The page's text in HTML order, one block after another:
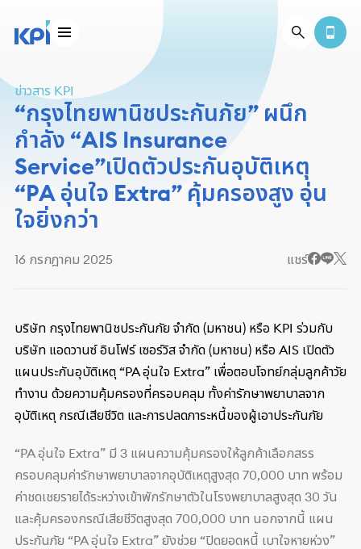
ข่าวสาร KPI
“กรุงไทยพานิชประกันภัย” ผนึก
กำลัง “AIS Insurance
Service”เปิดตัวประกันอุบัติเหตุ
“PA อุ่นใจ Extra” คุ้มครองสูง อุ่น
ใจยิ่งกว่า
16 กรกฎาคม 2025 แชร์
บริษัท กรุงไทยพานิชประกันภัย จำกัด (มหาชน) หรือ KPI ร่วมกับ
บริษัท แอดวานซ์ อินโฟร์ เซอร์วิส จำกัด (มหาชน) หรือ AIS เปิดตัว
แผนประกันอุบัติเหตุ “PA อุ่นใจ Extra” เพื่อตอบโจทย์กลุ่มลูกค้าวัย
ทำงาน ด้วยความคุ้มครองที่ครอบคลุม ทั้งค่ารักษาพยาบาลจาก
อุบัติเหตุ กรณีเสียชีวิต และการปลดภาระหนี้ของผู้เอาประกันภัย
“PA อุ่นใจ Extra” มี 3 แผนความคุ้มครองให้ลูกค้าเลือกสรร
ครอบคลุมค่ารักษาพยาบาลจากอุบัติเหตุสูงสุด 70,000 บาท พร้อม
ค่าชดเชยรายได้ระหว่างเข้าพักรักษาตัวในโรงพยาบาลสูงสุด 30 วัน
และคุ้มครองกรณีเสียชีวิตสูงสุด 700,000 บาท นอกจากนี้ แผน
ประกันภัย “PA อุ่นใจ Extra” ยังช่วย “ปิดยอดหนี้ เบาใจหายห่วง”